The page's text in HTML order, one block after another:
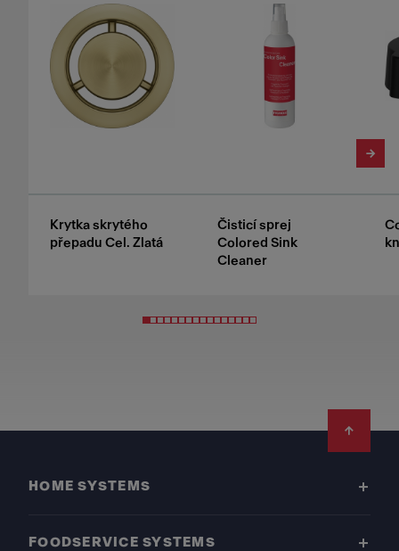
Krytka skrytého
přepadu Cel. Zlatá
Čisticí sprej
Colored Sink
Cleaner
HOME SYSTEMS
FOODSERVICE SYSTEMS